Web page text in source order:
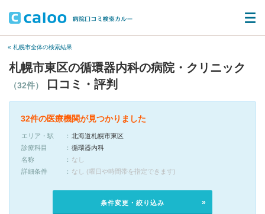
« 札幌市全体の検索結果
札幌市東区の循環器内科の病院・クリニック
（32件） 口コミ・評判
32件の医療機関が見つかりました
エリア・駅
北海道札幌市東区
診療科目
循環器内科
名称
なし
詳細条件
なし (曜日や時間帯を指定できます)
条件変更・絞り込み